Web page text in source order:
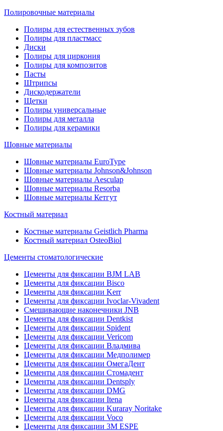
Полировочные материалы
Полиры для естественных зубов
Полиры для пластмасс
Диски
Полиры для циркония
Полиры для композитов
Пасты
Штрипсы
Дискодержатели
Щетки
Полиры универсальные
Полиры для металла
Полиры для керамики
Шовные материалы
Шовные материалы EuroType
Шовные материалы Johnson&Johnson
Шовные материалы Aesculap
Шовные материалы Resorba
Шовные материалы Кетгут
Костный материал
Костные материалы Geistlich Pharma
Костный материал OsteoBiol
Цементы стоматологические
Цементы для фиксации BJM LAB
Цементы для фиксации Bisco
Цементы для фиксации Kerr
Цементы для фиксации Ivoclar-Vivadent
Смешивающие наконечники JNB
Цементы для фиксации Dentkist
Цементы для фиксации Spident
Цементы для фиксации Vericom
Цементы для фиксации Владмива
Цементы для фиксации Медполимер
Цементы для фиксации ОмегаДент
Цементы для фиксации Стомадент
Цементы для фиксации Dentsply
Цементы для фиксации DMG
Цементы для фиксации Itena
Цементы для фиксации Kuraray Noritake
Цементы для фиксации Voco
Цементы для фиксации 3M ESPE